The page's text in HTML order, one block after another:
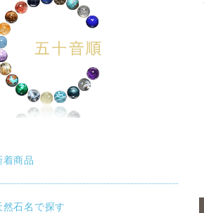
着商品
然石名で探す